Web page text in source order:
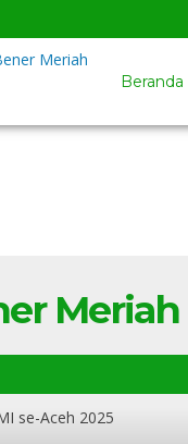
Beranda
Meriah